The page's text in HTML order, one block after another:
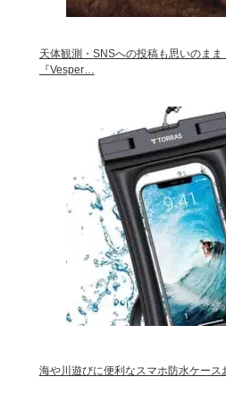
天体観測・SNSへの投稿も思いのま
『Vesper…
海や川遊びに便利なスマホ防水ケース